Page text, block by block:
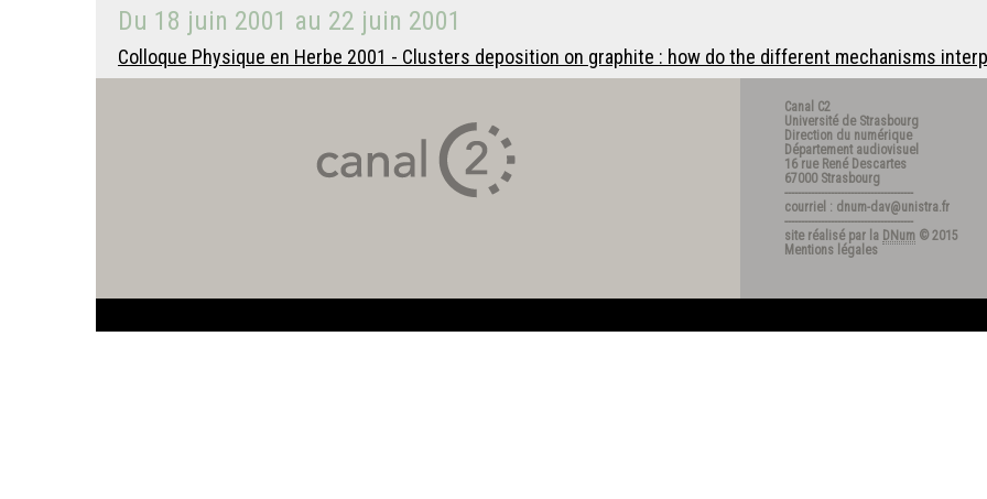
Du 18 juin 2001 au 22 juin 2001
Colloque Physique en Herbe 2001 - Clusters deposition on graphite : how do the different mechanisms
Canal C2
Université de Strasbourg
Direction du numérique
Département audiovisuel
16 rue René Descartes
67000 Strasbourg
---------------------------------------
courriel : dnum-dav@unistra.fr
---------------------------------------
site réalisé par la DNum © 2015
Mentions légales